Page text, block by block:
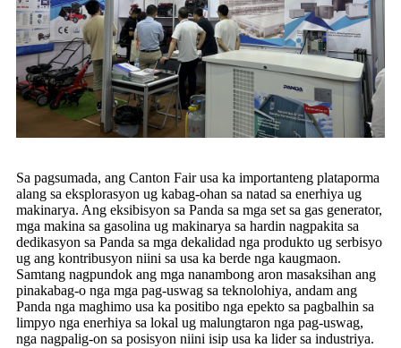
Sa pagsumada, ang Canton Fair usa ka importanteng plataporma
alang sa eksplorasyon ug kabag-ohan sa natad sa enerhiya ug
makinarya. Ang eksibisyon sa Panda sa mga set sa gas generator,
mga makina sa gasolina ug makinarya sa hardin nagpakita sa
dedikasyon sa Panda sa mga dekalidad nga produkto ug serbisyo
ug ang kontribusyon niini sa usa ka berde nga kaugmaon.
Samtang nagpundok ang mga nanambong aron masaksihan ang
pinakabag-o nga mga pag-uswag sa teknolohiya, andam ang
Panda nga maghimo usa ka positibo nga epekto sa pagbalhin sa
limpyo nga enerhiya sa lokal ug malungtaron nga pag-uswag,
nga nagpalig-on sa posisyon niini isip usa ka lider sa industriya.